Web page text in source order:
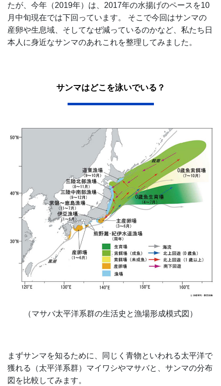
たが、今年（2019年）は、2017年の水揚げのペースを10
月中旬現在では下回っています。 そこで今回はサンマの
産卵や生息域、そしてなぜ減っているのかなど、私たち日
本人に身近なサンマのあれこれを整理してみました。
サンマはどこを泳いでいる？
（マサバ太平洋系群の生活史と漁場形成模式図）
まずサンマを知るために、同じく青物といわれる太平洋で
獲れる（太平洋系群）マイワシやマサバと、サンマの分布
図を比較してみます。